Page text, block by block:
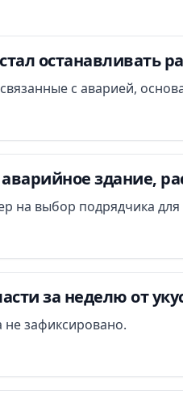
останавливать
с аварией,
здание,
на выбор подрядчика
за неделю от
не зафиксировано.